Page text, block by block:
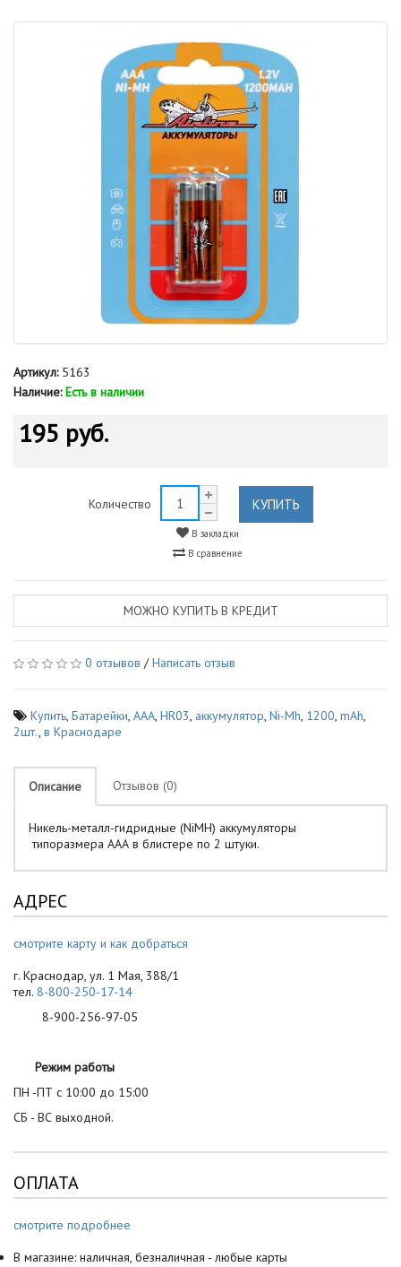
Артикул:5163
Наличие: Есть в наличии
195 руб.
Количество КУПИТЬ
В закладки
В сравнение
МОЖНО КУПИТЬ В КРЕДИТ
0 отзывов /Написать отзыв
Купить, Батарейки, AAA, HR03, аккумулятор, Ni-Mh, 1200, mAh,
2шт., в Краснодаре
Описание Отзывов (0)
Никель-металл-гидридные (NiMH) аккумуляторы
типоразмера ААА в блистере по 2 штуки.
АДРЕС
смотрите карту и как добраться
г. Краснодар, ул. 1 Мая, 388/1
тел. 8-800-250-17-14
8-900-256-97-05
Режим работы
ПН -ПТ с 10:00 до 15:00
СБ - ВС выходной.
ОПЛАТА
смотрите подробнее
В магазине: наличная, безналичная - любые карты